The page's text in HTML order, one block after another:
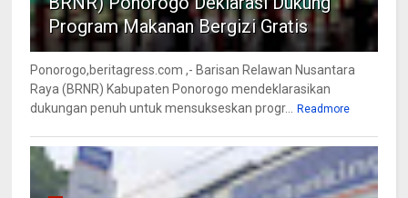
Program Makanan Bergizi Gratis
Ponorogo,beritagress.com ,- Barisan Relawan Nusantara
Raya (BRNR) Kabupaten Ponorogo mendeklarasikan
dukungan penuh untuk mensukseskan progr...
Readmore